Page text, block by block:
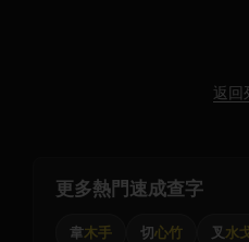
返回
更多熱門速成查字
韋木手 切心竹 叉 水